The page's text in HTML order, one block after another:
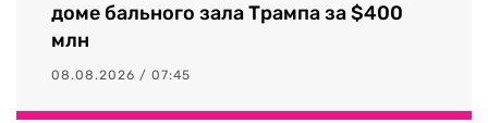
доме бального зала Трампа за $400
млн
08.08.2026 / 07:45